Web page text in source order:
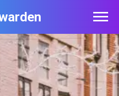
Leeuwarden